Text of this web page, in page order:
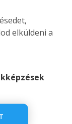
elküldeni a